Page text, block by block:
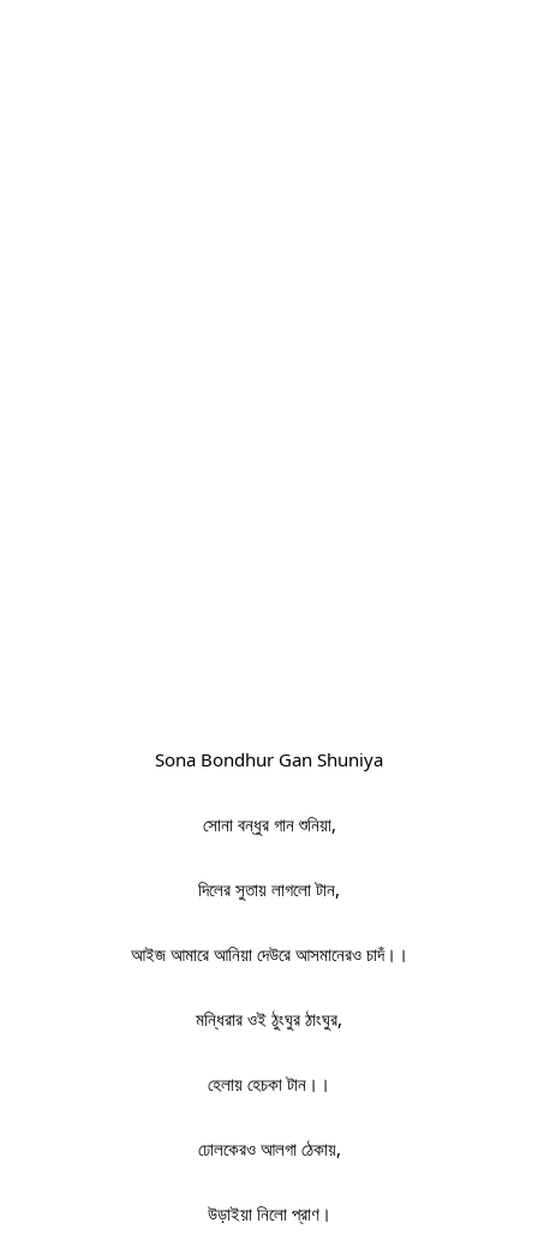
Sona Bondhur Gan Shuniya
সোনা বন্ধুর গান শুনিয়া,
দিলের সুতায় লাগলো টান,
আইজ আমারে আনিয়া দেউরে আসমানেরও চাদঁ।।
মন্ধিরার ওই ঠুংঘুর ঠাংঘুর,
হেলায় হেচকা টান।।
ঢোলকেরও আলগা ঠেকায়,
উড়াইয়া নিলো প্রাণ।